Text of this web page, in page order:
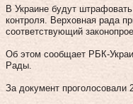
В Украине будут штрафовать
контроля. Верховная рада
соответствующий
Об этом сообщает РБК-
Рады.
За документ проголосовали